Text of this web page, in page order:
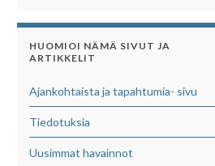
HUOMIOI NÄMÄ SIVUT JA
ARTIKKELIT
Ajankohtaista ja tapahtumia- sivu
Tiedotuksia
Uusimmat havainnot